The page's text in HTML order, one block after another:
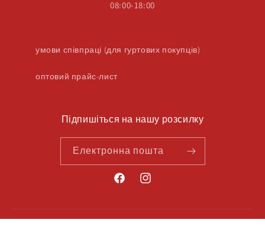
08:00-18:00
умови співпраці (для гуртових покупців)
оптовий прайс-лист
Підпишіться на нашу розсилку
Електронна пошта